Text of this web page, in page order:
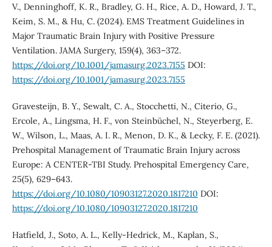
V., Denninghoff, K. R., Bradley, G. H., Rice, A. D., Howard, J. T.,
Keim, S. M., & Hu, C. (2024). EMS Treatment Guidelines in
Major Traumatic Brain Injury with Positive Pressure
Ventilation. JAMA Surgery, 159(4), 363–372.
https://doi.org/10.1001/jamasurg.2023.7155 DOI:
https://doi.org/10.1001/jamasurg.2023.7155
Gravesteijn, B. Y., Sewalt, C. A., Stocchetti, N., Citerio, G.,
Ercole, A., Lingsma, H. F., von Steinbüchel, N., Steyerberg, E.
W., Wilson, L., Maas, A. I. R., Menon, D. K., & Lecky, F. E. (2021).
Prehospital Management of Traumatic Brain Injury across
Europe: A CENTER-TBI Study. Prehospital Emergency Care,
25(5), 629–643.
https://doi.org/10.1080/10903127.2020.1817210 DOI:
https://doi.org/10.1080/10903127.2020.1817210
Hatfield, J., Soto, A. L., Kelly-Hedrick, M., Kaplan, S.,